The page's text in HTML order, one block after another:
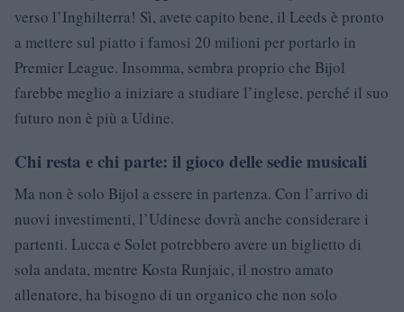
verso l’Inghilterra! Sì, avete capito bene, il Leeds è pronto
a mettere sul piatto i famosi 20 milioni per portarlo in
Premier League. Insomma, sembra proprio che Bijol
farebbe meglio a iniziare a studiare l’inglese, perché il suo
futuro non è più a Udine.
Chi resta e chi parte: il gioco delle sedie musicali
Ma non è solo Bijol a essere in partenza. Con l’arrivo di
nuovi investimenti, l’Udinese dovrà anche considerare i
partenti. Lucca e Solet potrebbero avere un biglietto di
sola andata, mentre Kosta Runjaic, il nostro amato
allenatore, ha bisogno di un organico che non solo